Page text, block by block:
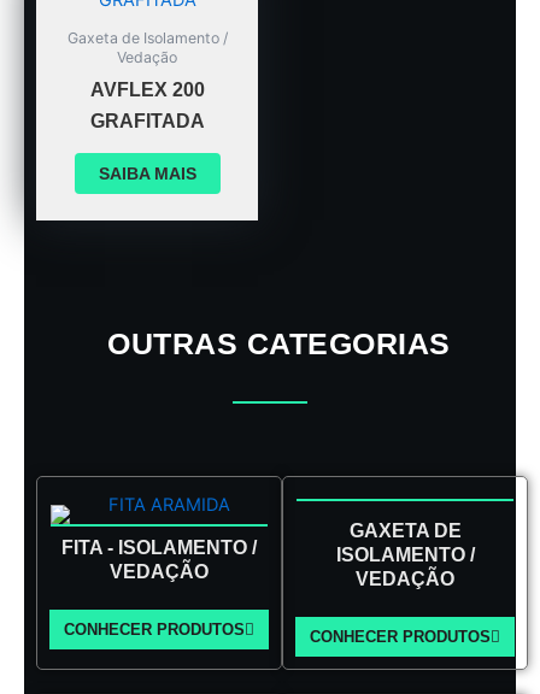
Gaxeta de Isolamento /
Vedação
AVFLEX 200
GRAFITADA
SAIBA MAIS
OUTRAS CATEGORIAS
FITA - ISOLAMENTO /
VEDAÇÃO
CONHECER PRODUTOS
GAXETA DE
ISOLAMENTO /
VEDAÇÃO
CONHECER PRODUTOS